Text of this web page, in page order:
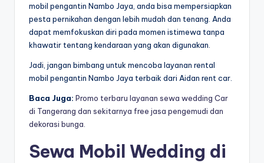
mobil pengantin Nambo Jaya, anda bisa mempersiapkan
pesta pernikahan dengan lebih mudah dan tenang. Anda
dapat memfokuskan diri pada momen istimewa tanpa
khawatir tentang kendaraan yang akan digunakan.
Jadi, jangan bimbang untuk mencoba layanan rental
mobil pengantin Nambo Jaya terbaik dari Aidan rent car.
Baca Juga: Promo terbaru layanan sewa wedding Car
di Tangerang dan sekitarnya free jasa pengemudi dan
dekorasi bunga.
Sewa Mobil Wedding di